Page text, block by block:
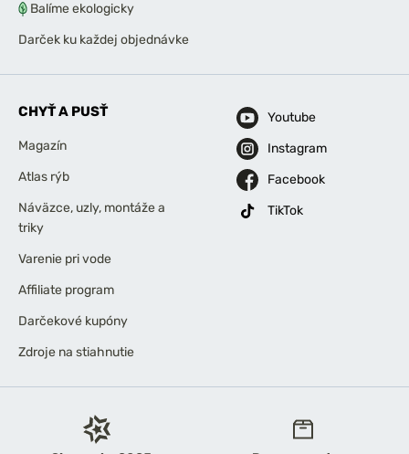
Balíme ekologicky
Darček ku každej objednávke
CHYŤ A PUSŤ
Magazín
Atlas rýb
Náväzce, uzly, montáže a
triky
Varenie pri vode
Affiliate program
Darčekové kupóny
Zdroje na stiahnutie
Youtube
Instagram
Facebook
TikTok